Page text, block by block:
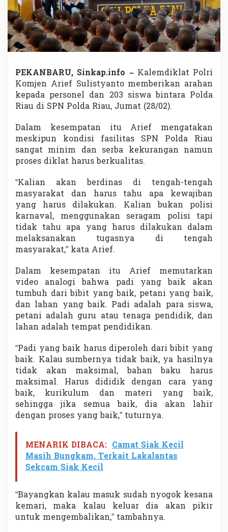
i
m
a
A
r
a
a
n
,
K
o
j
e
n
A
r
e
f
a
d
l
P
o
l
i
s
i
y
g
B
a
i
PEKANBARU, Sinkap.info – Kalemdiklat Polri
Komjen Arief Sulistyanto memberikan arahan
kepada personel dan 203 siswa bintara Polda
Riau di SPN Polda Riau, Jumat (28/02).
Dalam kesempatan itu Arief mengatakan
meskipun kondisi fasilitas SPN Polda Riau
sangat minim dan serba kekurangan namun
proses diklat harus berkualitas.
“Kalian akan berdinas di tengah-tengah
masyarakat dan harus tahu apa kewajiban
yang harus dilakukan. Kalian bukan polisi
karnaval, menggunakan seragam polisi tapi
tidak tahu apa yang harus dilakukan dalam
melaksanakan tugasnya di tengah
masyarakat,” kata Arief.
Dalam kesempatan itu Arief memutarkan
video analogi bahwa padi yang baik akan
tumbuh dari bibit yang baik, petani yang baik,
dan lahan yang baik. Padi adalah para siswa,
petani adalah guru atau tenaga pendidik, dan
lahan adalah tempat pendidikan.
“Padi yang baik harus diperoleh dari bibit yang
baik. Kalau sumbernya tidak baik, ya hasilnya
tidak akan maksimal, bahan baku harus
maksimal. Harus dididik dengan cara yang
baik, kurikulum dan materi yang baik,
sehingga jika semua baik, dia akan lahir
dengan proses yang baik,” tuturnya.
MENARIK DIBACA: Camat Siak Kecil
Masih Bungkam, Terkait Lakalantas
Sekcam Siak Kecil
“Bayangkan kalau masuk sudah nyogok kesana
kemari, maka kalau keluar dia akan pikir
untuk mengembalikan,” tambahnya.